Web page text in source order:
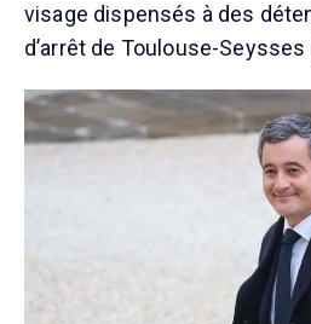
visage dispensés à des
d’arrêt de Toulouse-